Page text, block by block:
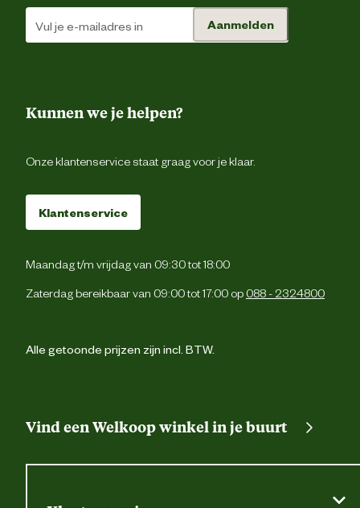
Aanmelden
Kunnen we je helpen?
Onze klantenservice staat graag voor je klaar.
Klantenservice
Maandag t/m vrijdag van 09:30 tot 18:00
Zaterdag bereikbaar van 09:00 tot 17:00 op 088 - 2324800
Alle getoonde prijzen zijn incl. BTW.
Vind een Welkoop winkel in je buurt